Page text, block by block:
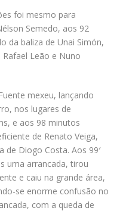
foi mesmo para
Semedo, aos 92
da baliza de Unai Simón,
Leão e Nuno
mexeu, lançando
nos lugares de
e aos 98 minutos
de Renato Veiga,
de Diogo Costa. Aos 99′
uma arrancada, tirou
e caiu na grande área,
se enorme confusão no
com a queda de